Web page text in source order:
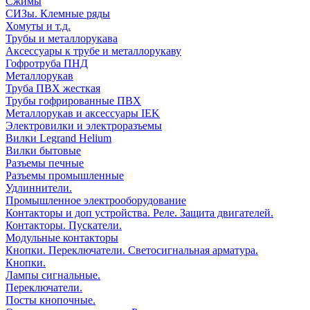
СИЗы. Клемные ряды
Хомуты и т.д.
Трубы и металлорукава
Аксессуары к трубе и металлорукаву
Гофротруба ПНД
Металлорукав
Труба ПВХ жесткая
Трубы гофрированные ПВХ
Металлорукав и аксессуары IEK
Электровилки и электроразъемы
Вилки Legrand Helium
Вилки бытовые
Разъемы печные
Разъемы промышленные
Удлиннители.
Промышленное электрооборудование
Контакторы и доп устройства. Реле. Защита двигателей.
Контакторы. Пускатели.
Модульные контакторы
Кнопки. Переключатели. Светосигнальная арматура.
Кнопки.
Лампы сигнальные.
Переключатели.
Посты кнопочные.